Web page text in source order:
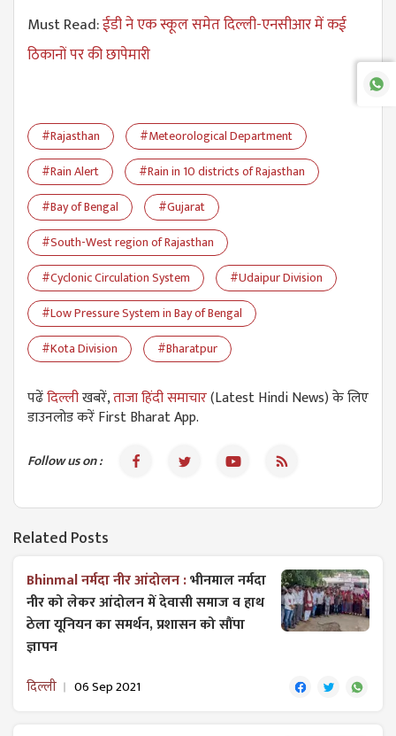
Must Read:ईडी ने एक स्कूल समेत दिल्ली-एनसीआर में कई
ठिकानों पर की छापेमारी
#Rajasthan
#Meteorological Department
#Rain Alert
#Rain in 10 districts of Rajasthan
#Bay of Bengal
#Gujarat
#South-West region of Rajasthan
#Cyclonic Circulation System
#Udaipur Division
#Low Pressure System in Bay of Bengal
#Kota Division
#Bharatpur
पढेंदिल्लीखबरें,ताजा हिंदी समाचार(Latest Hindi News) के लिए
डाउनलोड करें First Bharat App.
Follow us on :
Related Posts
Bhinmal नर्मदा नीर आंदोलन :भीनमाल नर्मदा
नीर को लेकर आंदोलन में देवासी समाज व हाथ
ठेला यूनियन का समर्थन, प्रशासन को सौंपा
ज्ञापन
दिल्ली 06 Sep 2021